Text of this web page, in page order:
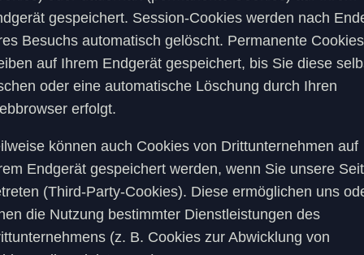
gespeichert. Session-Cookies werden nach
Besuchs automatisch gelöscht. Permanente Cookies
auf Ihrem Endgerät gespeichert, bis Sie diese
oder eine automatische Löschung durch Ihren
erfolgt.
können auch Cookies von Drittunternehmen auf
Endgerät gespeichert werden, wenn Sie unsere
(Third-Party-Cookies). Diese ermöglichen uns
die Nutzung bestimmter Dienstleistungen des
(z. B. Cookies zur Abwicklung von